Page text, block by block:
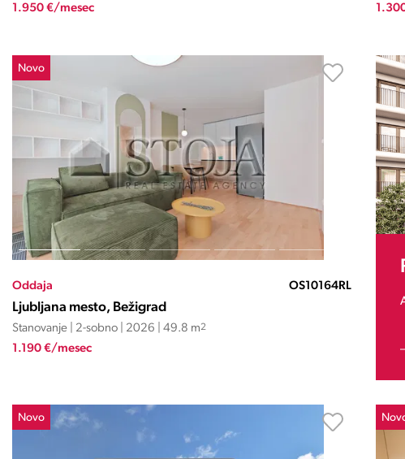
1.950 €/mesec
Novo
Oddaja OS10164RL
Ljubljana mesto, Bežigrad
Stanovanje | 2-sobno | 2026 | 49.8 m2
1.190 €/mesec
Novo